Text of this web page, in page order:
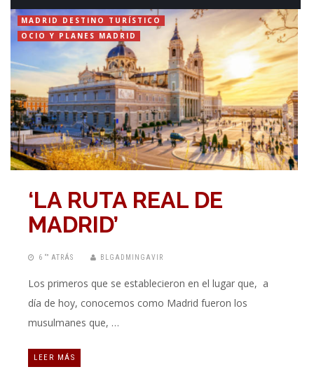
MADRID DESTINO TURÍSTICO
OCIO Y PLANES MADRID
‘LA RUTA REAL DE
MADRID’
6 “” ATRÁS BLGADMINGAVIR
Los primeros que se establecieron en el lugar que, a
día de hoy, conocemos como Madrid fueron los
musulmanes que, …
LEER MÁS